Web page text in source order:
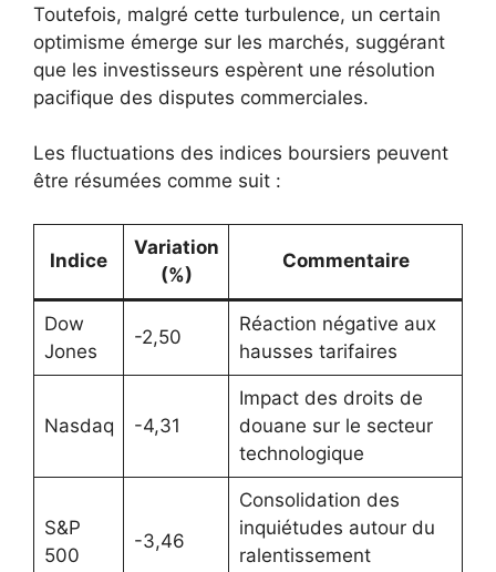
Toutefois, malgré cette turbulence, un certain
optimisme émerge sur les marchés, suggérant
que les investisseurs espèrent une résolution
pacifique des disputes commerciales.
Les fluctuations des indices boursiers peuvent
être résumées comme suit :
Indice
Variation
(%)
Commentaire
Dow
Jones
-2,50
Réaction négative aux
hausses tarifaires
Nasdaq -4,31
Impact des droits de
douane sur le secteur
technologique
S&P
500
-3,46
Consolidation des
inquiétudes autour du
ralentissement